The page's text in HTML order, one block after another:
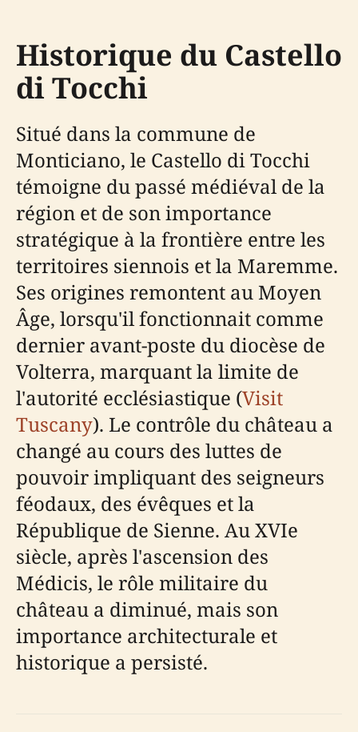
Historique du Castello
di Tocchi
Situé dans la commune de
Monticiano, le Castello di Tocchi
témoigne du passé médiéval de la
région et de son importance
stratégique à la frontière entre les
territoires siennois et la Maremme.
Ses origines remontent au Moyen
Âge, lorsqu'il fonctionnait comme
dernier avant-poste du diocèse de
Volterra, marquant la limite de
l'autorité ecclésiastique (Visit
Tuscany). Le contrôle du château a
changé au cours des luttes de
pouvoir impliquant des seigneurs
féodaux, des évêques et la
République de Sienne. Au XVIe
siècle, après l'ascension des
Médicis, le rôle militaire du
château a diminué, mais son
importance architecturale et
historique a persisté.